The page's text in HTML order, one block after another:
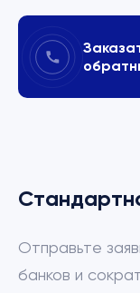
Отправьте
банков и